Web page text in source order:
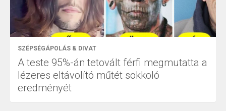
SZÉPSÉGÁPOLÁS & DIVAT
A teste 95%-án tetovált férfi megmutatta a
lézeres eltávolító műtét sokkoló
eredményét